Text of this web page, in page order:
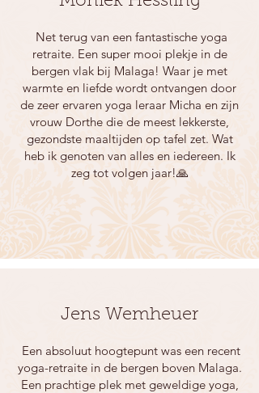
Net terug van een fantastische yoga
retraite. Een super mooi plekje in de
bergen vlak bij Malaga! Waar je met
warmte en liefde wordt ontvangen door
de zeer ervaren yoga leraar Micha en zijn
vrouw Dorthe die de meest lekkerste,
gezondste maaltijden op tafel zet. Wat
heb ik genoten van alles en iedereen. Ik
zeg tot volgen jaar!🙏
Jens Wemheuer
Een absoluut hoogtepunt was een recent
yoga-retraite in de bergen boven Malaga.
Een prachtige plek met geweldige yoga,